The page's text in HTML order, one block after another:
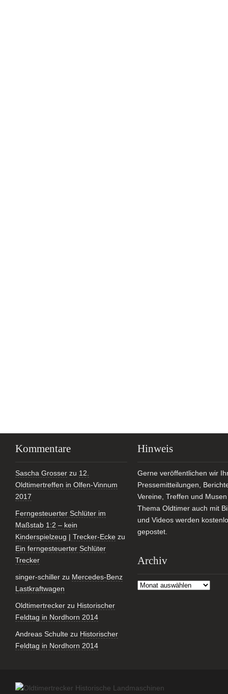
Kommentare
Sascha Grosser zu 12.
Oldtimertreffen in Olfen-Vinnum
2017
Ferngesteuerter Schlüter im
Maßstab 1:2 – kein
Kinderspielzeug | Trecker-Ecke zu
Ein ferngesteuerter Schlüter
Trecker
singer-schiller zu Mercedes-Benz
Lastkraftwagen
Oldtimertrecker zu Historischer
Feldtag in Nordhorn 2014
Andreas Schulte zu Historischer
Feldtag in Nordhorn 2014
Hinweis
Gerne veröffentlichen wir
Pressemitteilungen,
Vereine, Treffen und
Thema Oldtimer auch mit
und Videos werden
gepostet.
Archiv
Archiv